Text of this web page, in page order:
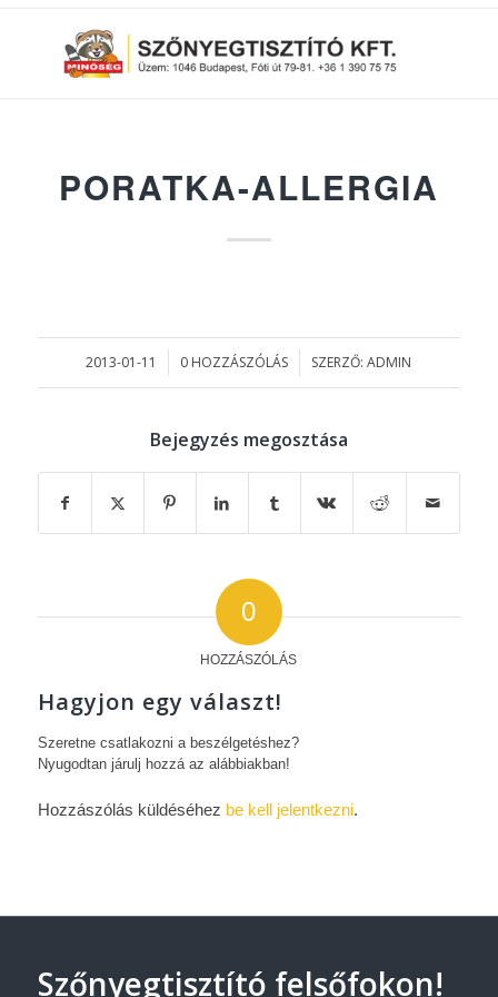
PORATKA-ALLERGIA
2013-01-11
/ 0 HOZZÁSZÓLÁS
/ SZERZŐ:ADMIN
Bejegyzés megosztása
0
HOZZÁSZÓLÁS
Hagyjon egy választ!
Szeretne csatlakozni a beszélgetéshez?
Nyugodtan járulj hozzá az alábbiakban!
Hozzászólás küldéséhez be kell jelentkezni.
Szőnyegtisztító felsőfokon!